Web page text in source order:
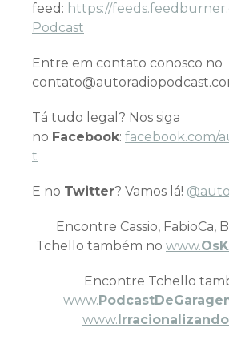
feed: https://
Podcast
Entre em contato conosco no
Tá tudo legal? Nos siga
no Facebook: facebook.com/
t
E no Twitter? Vamos lá!
Encontre Cassio, FabioCa,
Tchello também no www.
Encontre Tchello
www.
www. Irracionalizando